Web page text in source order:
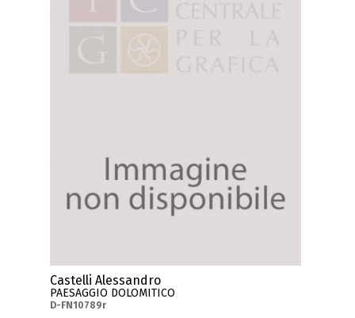
Castelli Alessandro
PAESAGGIO DOLOMITICO
D-FN10789r